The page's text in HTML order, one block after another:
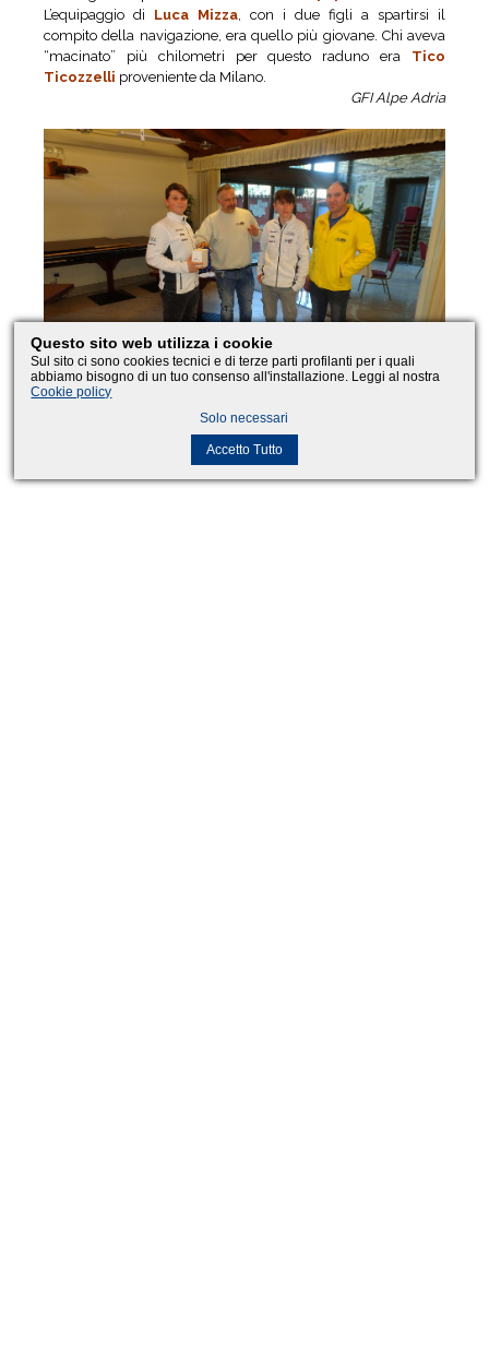
Questo sito web utilizza i cookie
Sul sito ci sono cookies tecnici e di terze parti profilanti per i quali
abbiamo bisogno di un tuo consenso all'installazione. Leggi al nostra
Cookie policy
Solo necessari
Accetto Tutto
L’equipaggio di Luca Mizza, con i due figli a spartirsi il
compito della navigazione, era quello più giovane. Chi aveva
“macinato” più chilometri per questo raduno era Tico
Ticozzelli proveniente da Milano.
GFI Alpe Adria